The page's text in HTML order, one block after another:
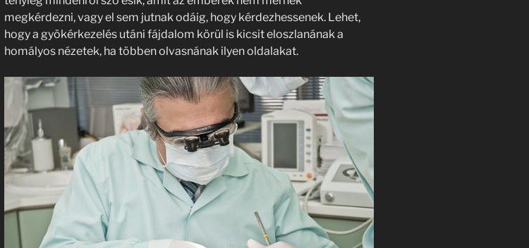
megkérdezni, vagy el sem jutnak odáig, hogy kérdezhessenek. Lehet,
hogy a gyökérkezelés utáni fájdalom körül is kicsit eloszlanának a
homályos nézetek, ha többen olvasnának ilyen oldalakat.